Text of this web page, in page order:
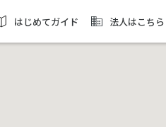
はじめてガイド 法人はこちら